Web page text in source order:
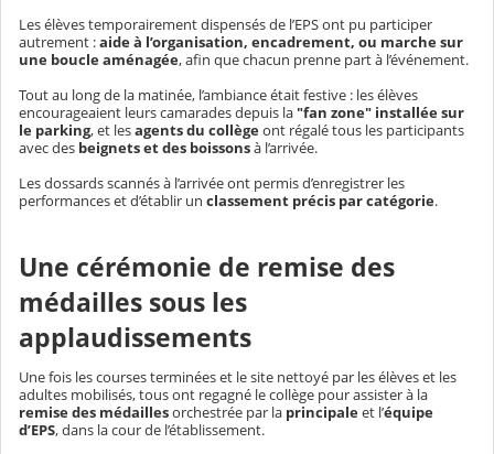
Les élèves temporairement dispensés de l’EPS ont pu participer
autrement :aide à l’organisation, encadrement, ou marche sur
une boucle aménagée, afin que chacun prenne part à l’événement.
Tout au long de la matinée, l’ambiance était festive : les élèves
encourageaient leurs camarades depuis la"fan zone" installée sur
le parking, et lesagents du collègeont régalé tous les participants
avec des beignets et des boissonsà l’arrivée.
Les dossards scannés à l’arrivée ont permis d’enregistrer les
performances et d’établir un classement précis par catégorie.
Une cérémonie de remise des
médailles sous les
applaudissements
Une fois les courses terminées et le site nettoyé par les élèves et les
adultes mobilisés, tous ont regagné le collège pour assister à la
remise des médaillesorchestrée par la principaleet l’équipe
d’EPS, dans la cour de l’établissement.